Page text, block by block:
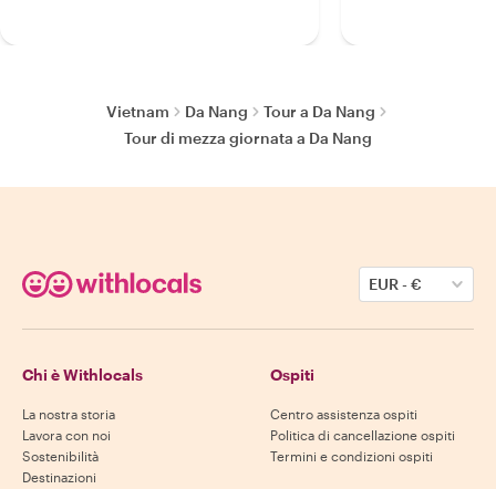
Vietnam Da Nang
Tour a Da Nang
Tour di mezza giornata a Da Nang
EUR-€
Chi è Withlocals
La nostra storia
Lavora con noi
Sostenibilità
Destinazioni
Ospiti
Centro assistenza ospiti
Politica di cancellazione ospiti
Termini e condizioni ospiti